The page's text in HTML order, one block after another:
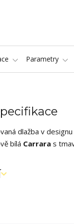
Parametry
dlažba v
bílá Carrara s